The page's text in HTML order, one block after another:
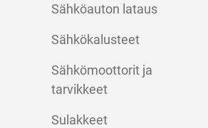
Sähköauton lataus
Sähkökalusteet
Sähkömoottorit ja
tarvikkeet
Sulakkeet